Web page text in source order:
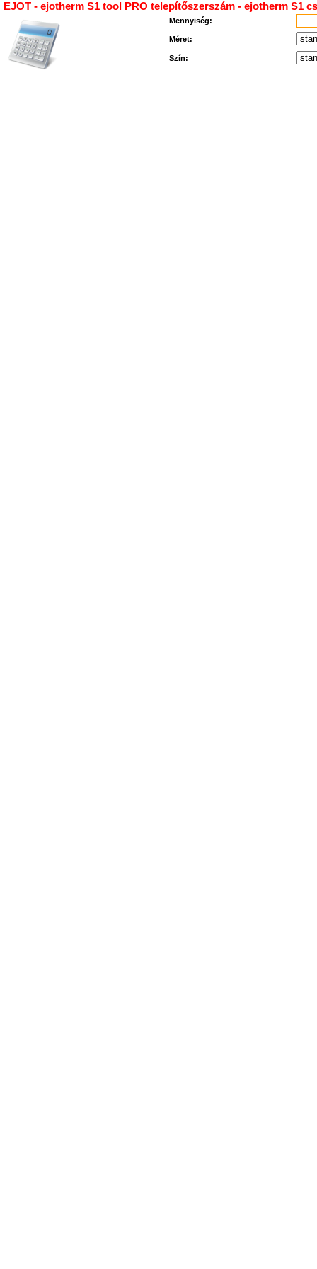
EJOT - ejotherm S1 tool PRO telepítőszerszám - ejotherm S1
Mennyiség:
Méret:
Szín: